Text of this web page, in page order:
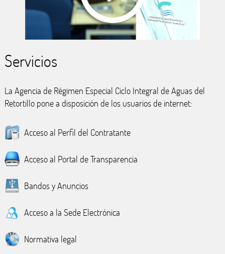
Servicios
La Agencia de Régimen Especial Ciclo Integral de Aguas del
Retortillo pone a disposición de los usuarios de internet:
Acceso al Perfil del Contratante
Acceso al Portal de Transparencia
Bandos y Anuncios
Acceso a la Sede Electrónica
Normativa legal